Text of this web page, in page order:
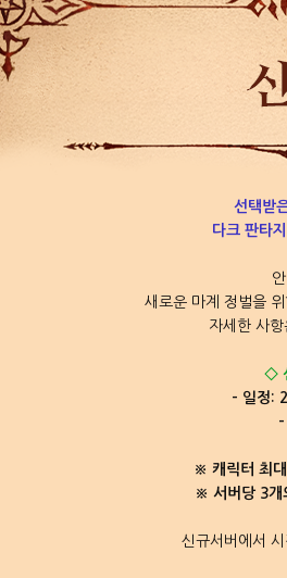
선택받
다크 판타
새로운 마계 정벌을
자세한 사
◇
- 일정:
-
※ 캐릭터 최
※ 서버당 3개
신규서버에서